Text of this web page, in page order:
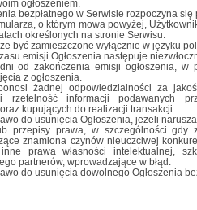
ogłoszeniem.
bezpłatnego w Serwisie rozpoczyna
o którym mowa powyżej,
określonych na stronie Serwisu.
być zamieszczone wyłącznie w języku
emisji Ogłoszenia następuje
od zakończenia emisji ogłoszenia, w
z ogłoszenia.
żadnej odpowiedzialności za
rzetelność informacji podawanych
kupujących do realizacji transakcji.
do usunięcia Ogłoszenia, jeżeli
przepisy prawa, w szczególności gdy
znamiona czynów nieuczciwej
prawa własności intelektualnej,
partnerów, wprowadzające w błąd.
do usunięcia dowolnego Ogłoszenia